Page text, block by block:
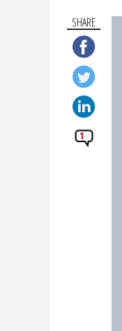
SHARE
1